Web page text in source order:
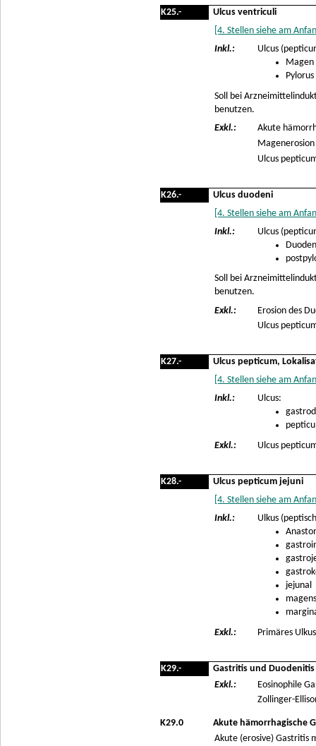
K25.-
Ulcus ventriculi
[4. Stellen siehe am
Inkl.:
Ulcus
Magen
Pylorus
Soll bei
benutzen.
Exkl.:
Akute
Ulcus
K26.-
Ulcus duodeni
[4. Stellen siehe am
Inkl.:
Ulcus
Soll bei
benutzen.
Exkl.:
Erosion des
Ulcus
K27.-
Ulcus pepticum,
[4. Stellen siehe am
Inkl.:
Ulcus:
Exkl.:
Ulcus
K28.-
Ulcus pepticum jejuni
[4. Stellen siehe am
Inkl.:
Ulkus
jejunal
Exkl.:
Primäres
K29.-
Gastritis und Duodenitis
Exkl.:
Eosinophile
Zollinger-
K29.0
Akute hämorrhagische
Akute (erosive) Gastritis